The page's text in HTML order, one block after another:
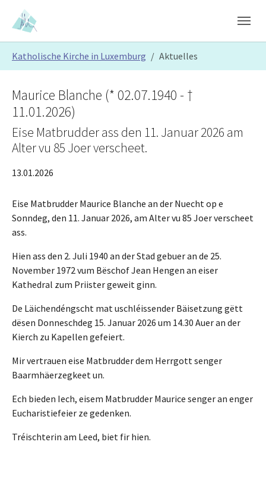
Skip to main content
Skip to page footer
Katholische Kirche in Luxemburg Aktuelles
Maurice Blanche (* 02.07.1940 - †
11.01.2026)
Eise Matbrudder ass den 11. Januar 2026 am
Alter vu 85 Joer verscheet.
13.01.2026
Eise Matbrudder Maurice Blanche an der Nuecht op e
Sonndeg, den 11. Januar 2026, am Alter vu 85 Joer verscheet
ass.
Hien ass den 2. Juli 1940 an der Stad gebuer an de 25.
November 1972 vum Bëschof Jean Hengen an eiser
Kathedral zum Priister geweit ginn.
De Läichendéngscht mat uschléissender Bäisetzung gëtt
dësen Donneschdeg 15. Januar 2026 um 14.30 Auer an der
Kierch zu Kapellen gefeiert.
Mir vertrauen eise Matbrudder dem Herrgott senger
Baarmhäerzegkeet un.
Ech bieden Iech, eisem Matbrudder Maurice senger an enger
Eucharistiefeier ze gedenken.
Tréischterin am Leed, biet fir hien.